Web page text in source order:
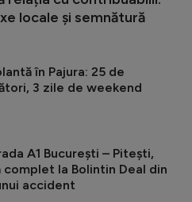
locale și semnătură
în Pajura: 25 de
3 zile de weekend
A1 București – Pitești,
complet la Bolintin Deal din
accident